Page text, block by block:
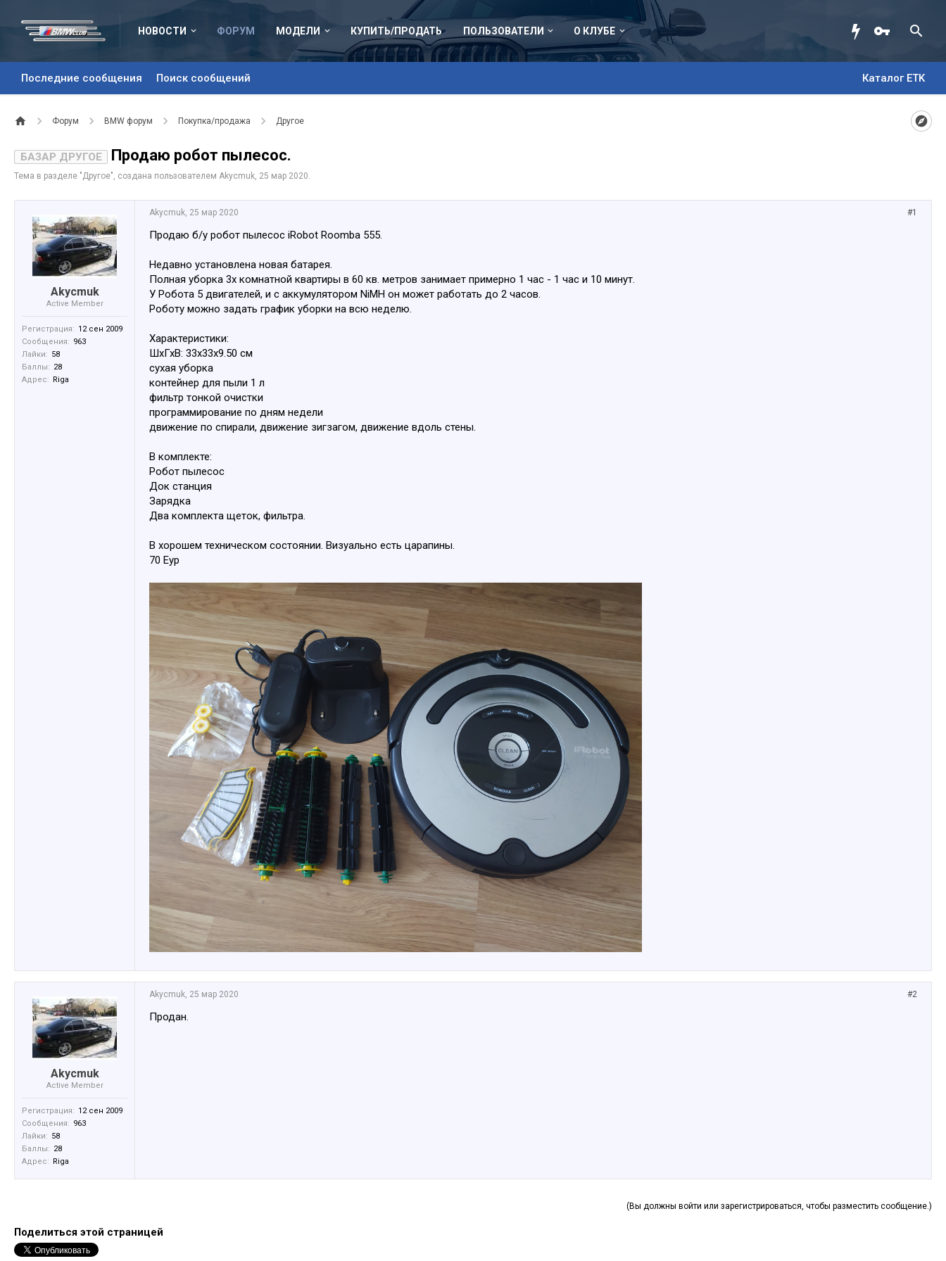
НОВОСТИ ФОРУМ
Последние сообщения Поиск сообщений Каталог ETK
МОДЕЛИ КУПИТЬ/ПРОДАТЬ ПОЛЬЗОВАТЕЛИ О КЛУБЕ
Форум BMW форум Покупка/продажа Другое
БАЗАР ДРУГОЕ Продаю робот пылесос.
Тема в разделе "Другое", создана пользователем Akycmuk, 25 мар 2020.
Akycmuk
Active Member
Регистрация: 12 сен 2009
Сообщения: 963
Лайки: 58
Баллы: 28
Адрес: Riga
#1
Akycmuk, 25 мар 2020
Продаю б/у робот пылесос iRobot Roomba 555.
Недавно установлена новая батарея.
Полная уборка 3х комнатной квартиры в 60 кв. метров занимает примерно 1 час - 1 час и 10 минут.
У Робота 5 двигателей, и с аккумулятором NiMH он может работать дo 2 часов.
Роботу можно задать график уборки на всю неделю.
Характеристики:
ШхГхВ: 33x33x9.50 см
сухая уборка
контейнер для пыли 1 л
фильтр тонкой очистки
программирование по дням недели
движение по спирали, движение зигзагом, движение вдоль стены.
В комплекте:
Робот пылесос
Док станция
Зарядка
Два комплекта щеток, фильтра.
В хорошем техническом состоянии. Визуально есть царапины.
70 Еур
Akycmuk
Active Member
Регистрация: 12 сен 2009
Сообщения: 963
Лайки: 58
Баллы: 28
Адрес: Riga
#2
Akycmuk, 25 мар 2020
Продан.
(Вы должны войти или зарегистрироваться, чтобы разместить сообщение.)
Поделиться этой страницей